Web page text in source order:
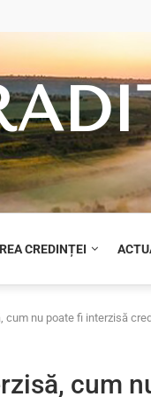
CREDINȚEI
nu poate fi interzisă
cum